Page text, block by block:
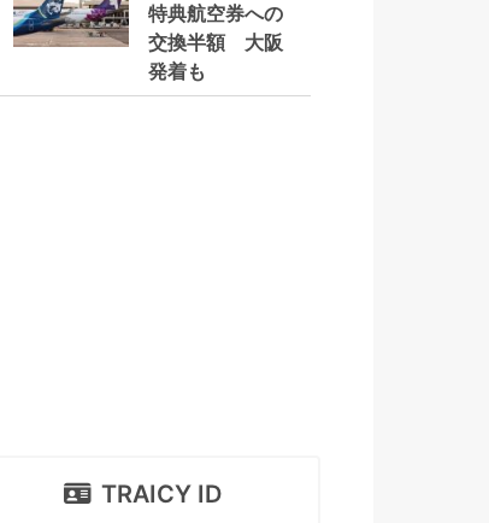
特典航空券への
交換半額 大阪
発着も
TRAICY ID